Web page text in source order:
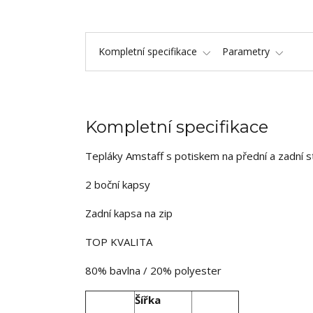
Kompletní specifikace Parametry
Kompletní specifikace
Tepláky Amstaff s potiskem na přední a zadní
2 boční kapsy
Zadní kapsa na zip
TOP KVALITA
80% bavlna / 20% polyester
Šířka